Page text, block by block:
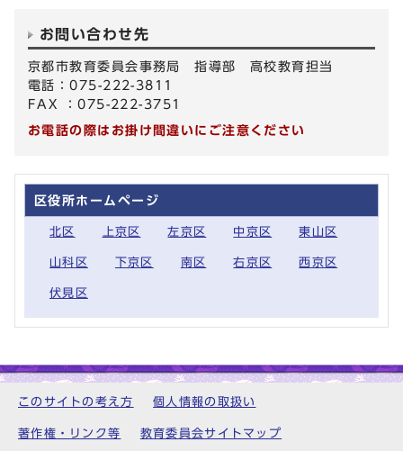
お問い合わせ先
京都市教育委員会事務局 指導部 高校教育担当
電話：075-222-3811
FAX ：075-222-3751
お電話の際はお掛け間違いにご注意ください
区役所ホームページ
北区 上京区 左京区 中京区 東山区
山科区 下京区 南区 右京区 西京区
伏見区
このサイトの考え方 個人情報の取扱い
著作権・リンク等 教育委員会サイトマップ